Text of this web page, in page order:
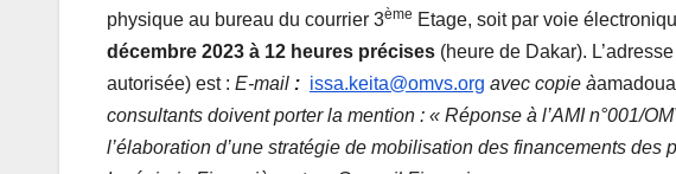
physique au bureau du courrier 3ème Etage, soit par voie
décembre 2023 à 12 heures précises (heure de Dakar).
autorisée) est : E-mail : issa.keita@omvs.org avec copie à
consultants doivent porter la mention : « Réponse à l’AMI n°001/
l’élaboration d’une stratégie de mobilisation des financements des